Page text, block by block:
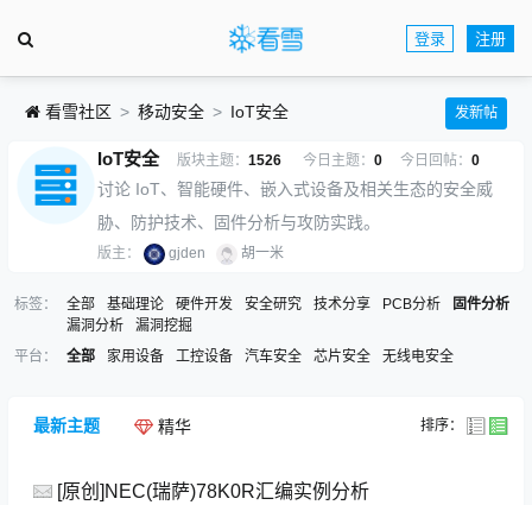
登录 注册
看雪社区 移动安全 IoT安全 发新帖
IoT安全 版块主题： 1526 今日主题： 0 今日回帖： 0
讨论 IoT、智能硬件、嵌入式设备及相关生态的安全威
胁、防护技术、固件分析与攻防实践。
版主： gjden 胡一米
标签： 全部 基础理论 硬件开发 安全研究 技术分享 PCB分析
固件分析
漏洞分析
漏洞挖掘
平台：
全部 家用设备 工控设备 汽车安全 芯片安全 无线电安全
最新主题 精华 排序：
[原创]NEC(瑞萨)78K0R汇编实例分析